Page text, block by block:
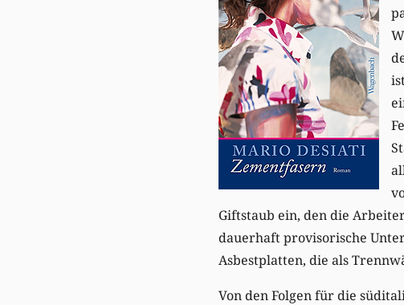
Giftstaub ein, den die
dauerhaft provisorische
Asbestplatten, die als
Von den Folgen für die